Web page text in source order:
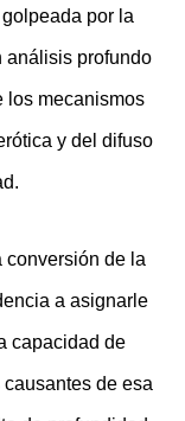
por la
análisis profundo
los mecanismos
y del difuso
conversión de la
a asignarle
capacidad de
de esa